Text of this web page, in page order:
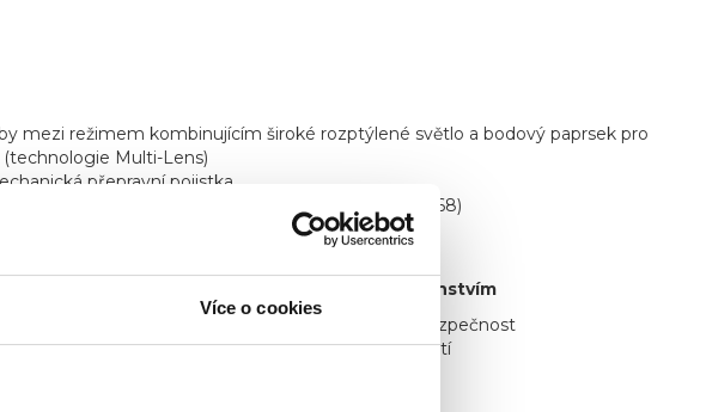
Více o cookies
mezi režimem kombinujícím široké rozptýlené světlo a bodový paprsek pro
Multi-Lens)
přepravní pojistka
hliníku s vysokou odolností proti vodě a prachu (IP68)
TAC Boost, Strobe; až 2000 lm (34 000 cd)
světelným kuželem a bohatým příslušenstvím
zapnutí svítilny TAC6R, zajišťující maximální bezpečnost
TAC6R na lišty Picatinny pro hands-free použití
barvě pro správné osvětlení v každé situaci